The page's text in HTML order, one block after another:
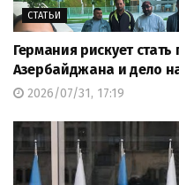
СТАТЬИ
Германия рискует
Азербайджана и дело
2026/07/31, 17:19